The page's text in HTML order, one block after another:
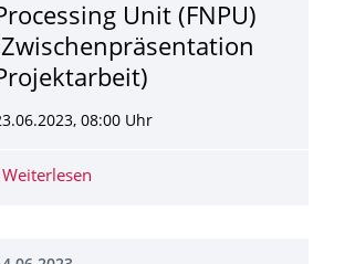
partitions on FPGA
processing elements for Pooling and
Unit (FNPU)
08:00 Uhr
Weiterlesen